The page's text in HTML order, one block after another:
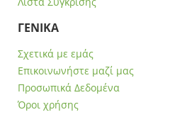
ΓΕΝΙΚΑ
Σχετικά με εμάς
Επικοινωνήστε μαζί μας
Προσωπικά Δεδομένα
Όροι χρήσης